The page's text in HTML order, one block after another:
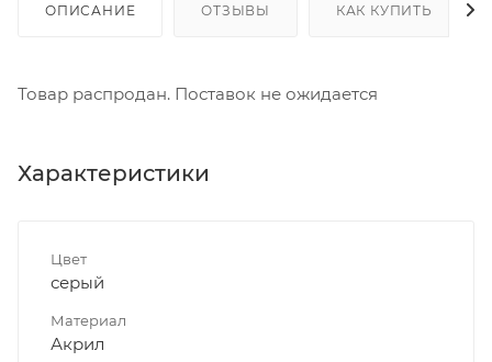
ОПИСАНИЕ ОТЗЫВЫ КАК КУПИТЬ
Товар распродан. Поставок не ожидается
Характеристики
Цвет
серый
Материал
Акрил